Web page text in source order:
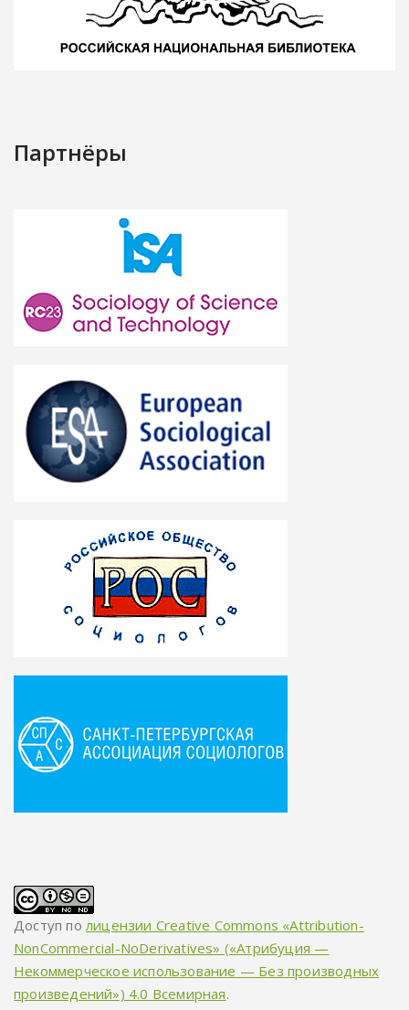
Партнёры
Доступ по лицензии Creative Commons «Attribution-
NonCommercial-NoDerivatives» («Атрибуция —
Некоммерческое использование — Без производных
произведений») 4.0 Всемирная.